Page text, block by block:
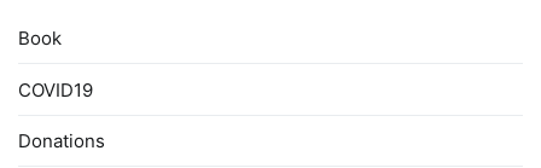
Book
COVID19
Donations